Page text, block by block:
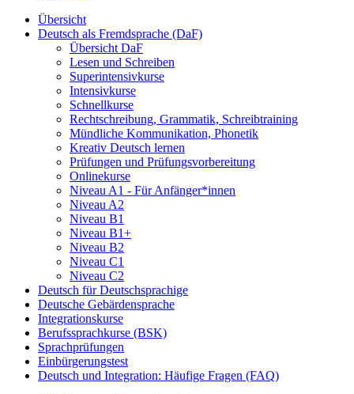
Übersicht
Deutsch als Fremdsprache (DaF)
Übersicht DaF
Lesen und Schreiben
Superintensivkurse
Intensivkurse
Schnellkurse
Rechtschreibung, Grammatik, Schreibtraining
Mündliche Kommunikation, Phonetik
Kreativ Deutsch lernen
Prüfungen und Prüfungsvorbereitung
Onlinekurse
Niveau A1 - Für Anfänger*innen
Niveau A2
Niveau B1
Niveau B1+
Niveau B2
Niveau C1
Niveau C2
Deutsch für Deutschsprachige
Deutsche Gebärdensprache
Integrationskurse
Berufssprachkurse (BSK)
Sprachprüfungen
Einbürgerungstest
Deutsch und Integration: Häufige Fragen (FAQ)